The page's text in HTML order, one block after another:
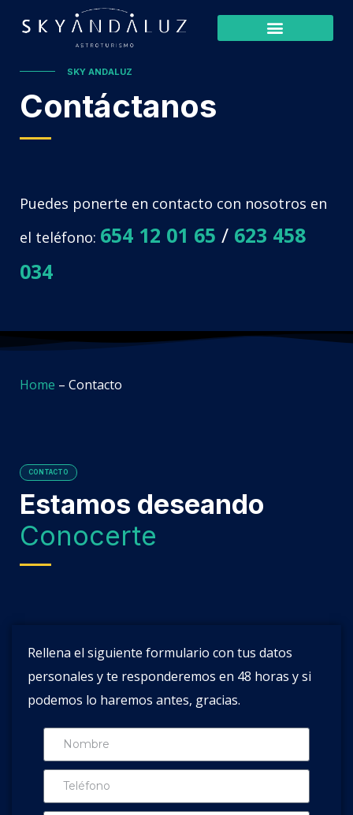
SKY ANDALUZ
Contáctanos
Puedes ponerte en contacto con nosotros en
el teléfono: 654 12 01 65 / 623 458
034
Home – Contacto
CONTACTO
Estamos deseando
Conocerte
Rellena el siguiente formulario con tus datos
personales y te responderemos en 48 horas y si
podemos lo haremos antes, gracias.